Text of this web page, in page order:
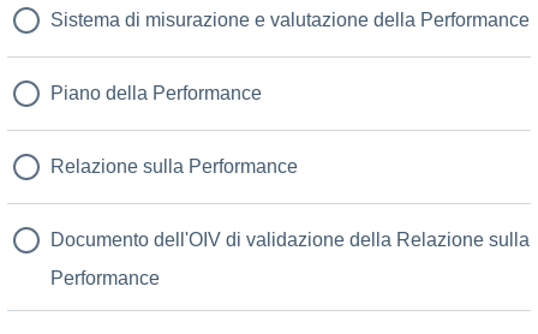
Sistema di misurazione e valutazione della Performance
Piano della Performance
Relazione sulla Performance
Documento dell'OIV di validazione della Relazione sulla
Performance